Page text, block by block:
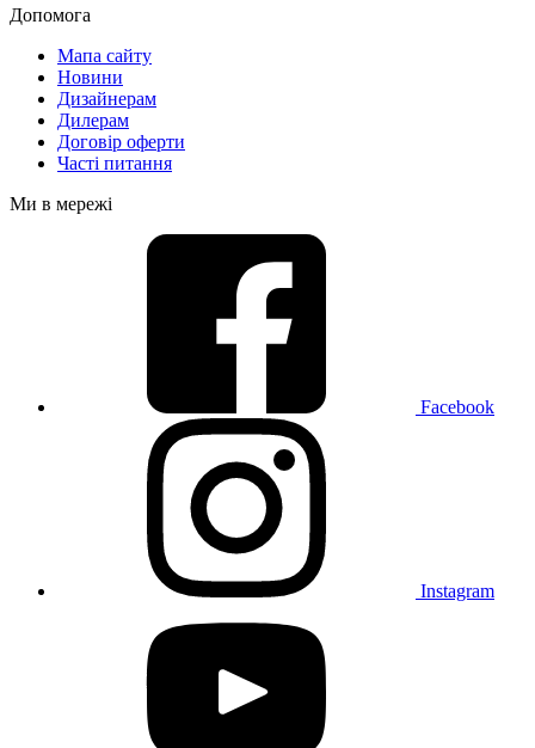
Допомога
Мапа сайту
Новини
Дизайнерам
Дилерам
Договір оферти
Часті питання
Ми в мережі
Facebook
Instagram